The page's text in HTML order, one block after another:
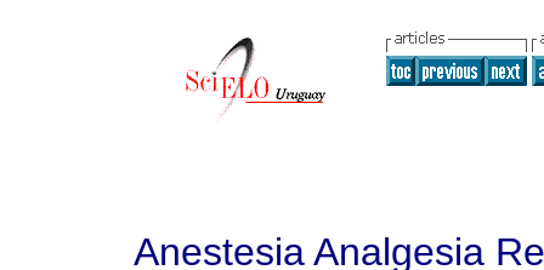
Anestesia Analgesia